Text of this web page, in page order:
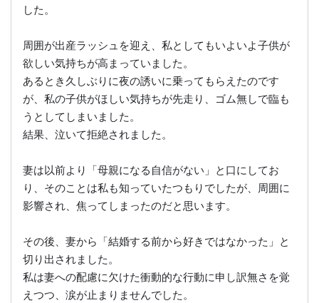
した。
周囲が出産ラッシュを迎え、私としてもいよいよ子供が
欲しい気持ちが高まっていました。
あるとき久しぶりに夜の誘いに乗ってもらえたのです
が、私の子供がほしい気持ちが先走り、ゴム無しで臨も
うとしてしまいました。
結果、泣いて拒絶されました。
妻は以前より「母親になる自信がない」と口にしてお
り、そのことは私も知っていたつもりでしたが、周囲に
影響され、焦ってしまったのだと思います。
その後、妻から「結婚する前から好きではなかった」と
切り出されました。
私は妻への配慮に欠けた衝動的な行動に申し訳無さを覚
えつつ、涙が止まりませんでした。